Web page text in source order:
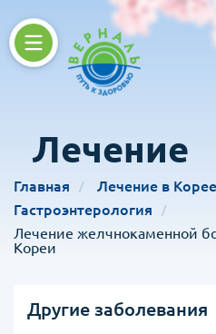
Лечение
Главная
Лечение в Корее
Гастроэнтерология
Лечение желчнокаменной
Кореи
Другие заболевания